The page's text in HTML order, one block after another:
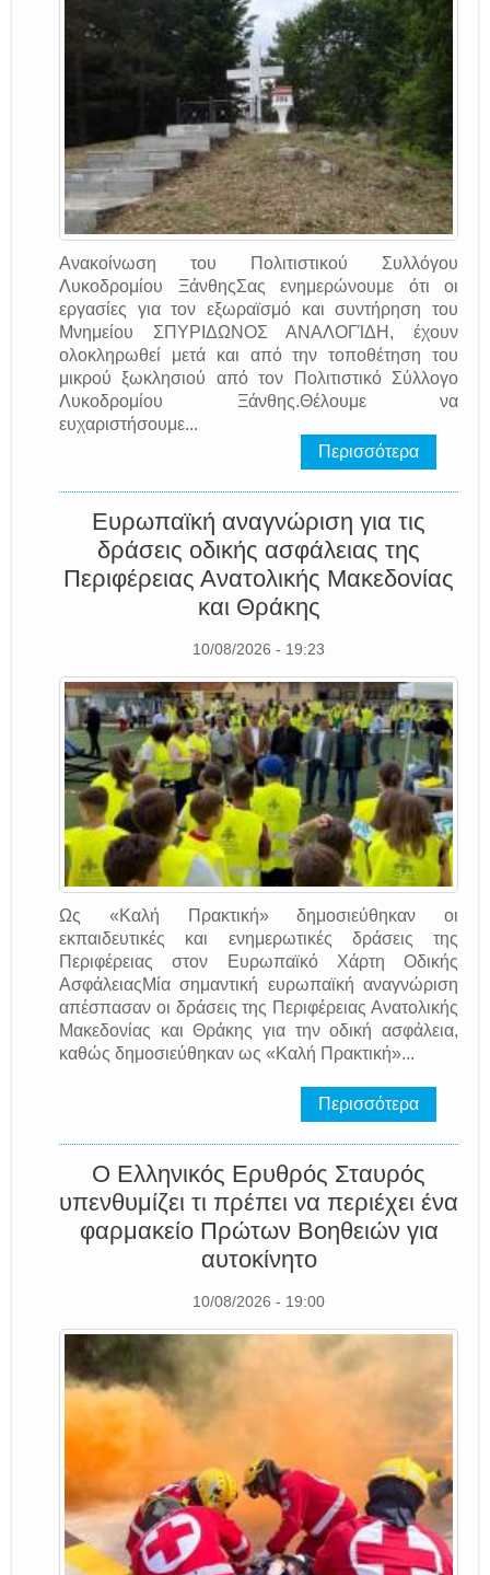
Ανακοίνωση του Πολιτιστικού Συλλόγου
Λυκοδρομίου ΞάνθηςΣας ενημερώνουμε ότι οι
εργασίες για τον εξωραϊσμό και συντήρηση του
Μνημείου ΣΠΥΡΙΔΩΝΟΣ ΑΝΑΛΟΓΊΔΗ, έχουν
ολοκληρωθεί μετά και από την τοποθέτηση του
μικρού ξωκλησιού από τον Πολιτιστικό Σύλλογο
Λυκοδρομίου Ξάνθης.Θέλουμε να
ευχαριστήσουμε...
Περισσότερα
Ευρωπαϊκή αναγνώριση για τις
δράσεις οδικής ασφάλειας της
Περιφέρειας Ανατολικής Μακεδονίας
και Θράκης
10/08/2026 - 19:23
Ως «Καλή Πρακτική» δημοσιεύθηκαν οι
εκπαιδευτικές και ενημερωτικές δράσεις της
Περιφέρειας στον Ευρωπαϊκό Χάρτη Οδικής
ΑσφάλειαςΜία σημαντική ευρωπαϊκή αναγνώριση
απέσπασαν οι δράσεις της Περιφέρειας Ανατολικής
Μακεδονίας και Θράκης για την οδική ασφάλεια,
καθώς δημοσιεύθηκαν ως «Καλή Πρακτική»...
Περισσότερα
Ο Ελληνικός Ερυθρός Σταυρός
υπενθυμίζει τι πρέπει να περιέχει ένα
φαρμακείο Πρώτων Βοηθειών για
αυτοκίνητο
10/08/2026 - 19:00